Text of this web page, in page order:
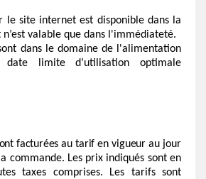
le site internet est disponible dans la
n’est valable que dans l'immédiateté.
dans le domaine de l'alimentation
limite d’utilisation optimale
facturéesautarifenvigueur au jour
commande. Les prix indiqués sont en
taxes comprises. Les tarifs sont